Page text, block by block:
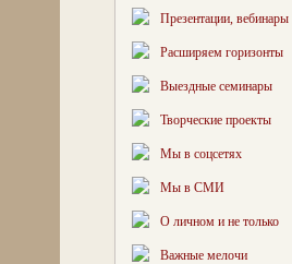
Презентации, вебинары
Расширяем горизонты
Выездные семинары
Творческие проекты
Мы в соцсетях
Мы в СМИ
О личном и не только
Важные мелочи